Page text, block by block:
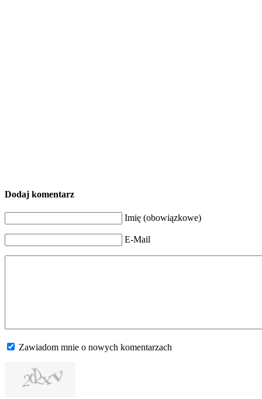
Dodaj komentarz
Imię (obowiązkowe)
E-Mail
Zawiadom mnie o nowych komentarzach